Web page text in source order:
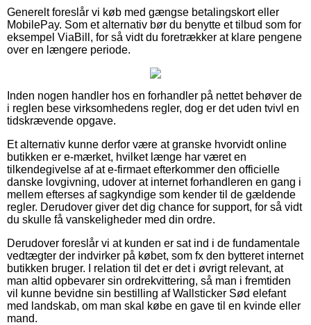
Generelt foreslår vi køb med gængse betalingskort eller
MobilePay. Som et alternativ bør du benytte et tilbud som for
eksempel ViaBill, for så vidt du foretrækker at klare pengene
over en længere periode.
Inden nogen handler hos en forhandler på nettet behøver de
i reglen bese virksomhedens regler, dog er det uden tvivl en
tidskrævende opgave.
Et alternativ kunne derfor være at granske hvorvidt online
butikken er e-mærket, hvilket længe har været en
tilkendegivelse af at e-firmaet efterkommer den officielle
danske lovgivning, udover at internet forhandleren en gang i
mellem efterses af sagkyndige som kender til de gældende
regler. Derudover giver det dig chance for support, for så vidt
du skulle få vanskeligheder med din ordre.
Derudover foreslår vi at kunden er sat ind i de fundamentale
vedtægter der indvirker på købet, som fx den bytteret internet
butikken bruger. I relation til det er det i øvrigt relevant, at
man altid opbevarer sin ordrekvittering, så man i fremtiden
vil kunne bevidne sin bestilling af Wallsticker Sød elefant
med landskab, om man skal købe en gave til en kvinde eller
mand.